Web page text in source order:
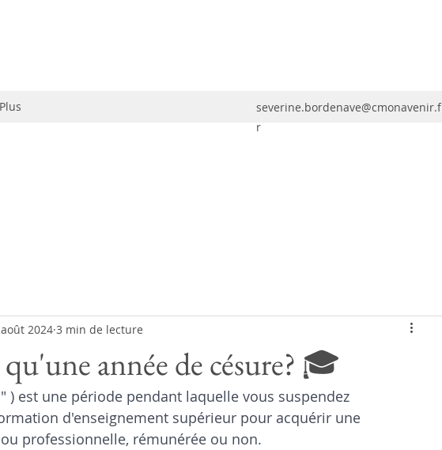
Plus
severine.bordenave@cmonavenir.f
r
année de césure? 🎓
2024 3 min de lecture
) est une période pendant laquelle vous suspendez
d'enseignement supérieur pour acquérir une
professionnelle, rémunérée ou non.